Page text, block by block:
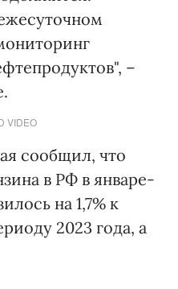
–
VIDEO
сообщил, что
в РФ в январе-
на 1,7% к
2023 года, а